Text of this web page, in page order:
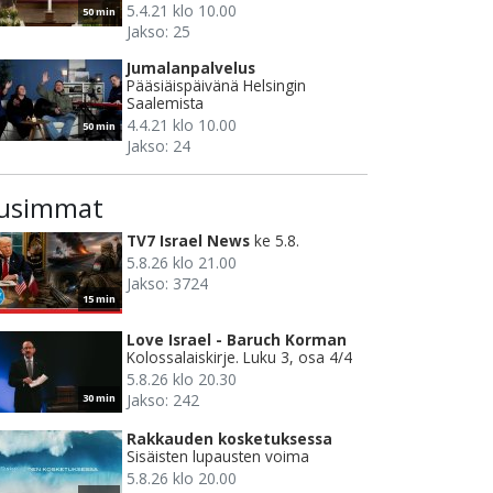
50 min
5.4.21 klo 10.00
Jakso: 25
50 min
Jumalanpalvelus
Pääsiäispäivänä Helsingin
Saalemista
4.4.21 klo 10.00
Jakso: 24
15 min
TV7 Israel News ke 5.8.
5.8.26 klo 21.00
Jakso: 3724
30 min
Love Israel - Baruch Korman
Kolossalaiskirje. Luku 3, osa 4/4
5.8.26 klo 20.30
Jakso: 242
Rakkauden kosketuksessa
Sisäisten lupausten voima
5.8.26 klo 20.00